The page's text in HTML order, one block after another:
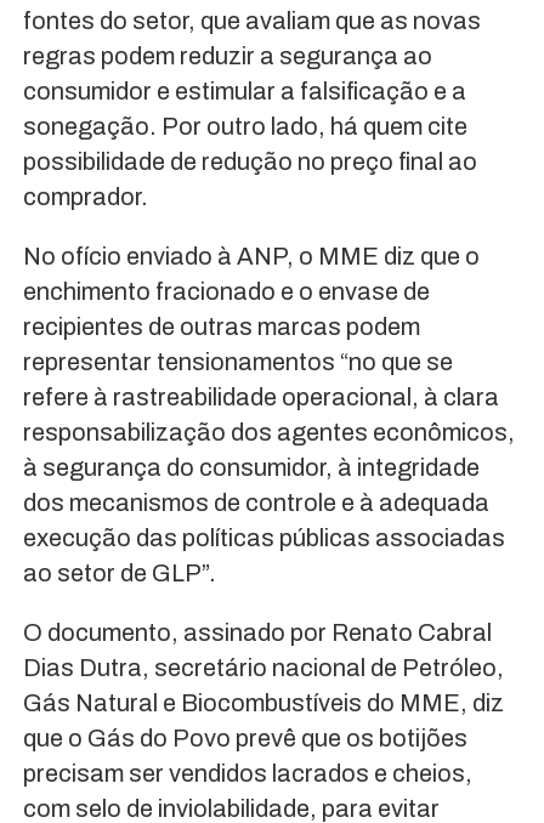
fontes do setor, que avaliam que as novas
regras podem reduzir a segurança ao
consumidor e estimular a falsificação e a
sonegação. Por outro lado, há quem cite
possibilidade de redução no preço final ao
comprador.
No ofício enviado à ANP, o MME diz que o
enchimento fracionado e o envase de
recipientes de outras marcas podem
representar tensionamentos “no que se
refere à rastreabilidade operacional, à clara
responsabilização dos agentes econômicos,
à segurança do consumidor, à integridade
dos mecanismos de controle e à adequada
execução das políticas públicas associadas
ao setor de GLP”.
O documento, assinado por Renato Cabral
Dias Dutra, secretário nacional de Petróleo,
Gás Natural e Biocombustíveis do MME, diz
que o Gás do Povo prevê que os botijões
precisam ser vendidos lacrados e cheios,
com selo de inviolabilidade, para evitar